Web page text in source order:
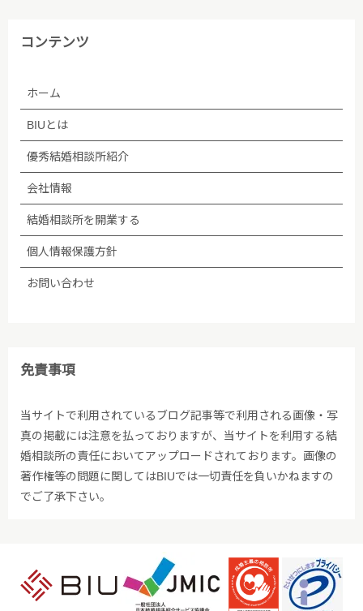
コンテンツ
ホーム
BIUとは
優秀結婚相談所紹介
会社情報
結婚相談所を開業する
個人情報保護方針
お問い合わせ
免責事項
当サイトで利用されているブログ記事等で利用される画像・写
真の掲載には注意を払っておりますが、当サイトを利用する結
婚相談所の責任においてアップロードされております。画像の
著作権等の問題に関してはBIUでは一切責任を負いかねますの
でご了承下さい。